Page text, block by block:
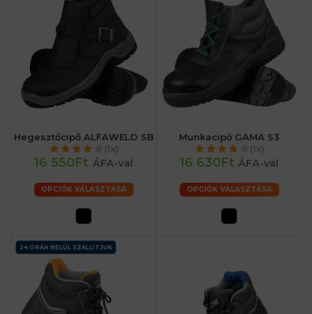
Hegesztőcipő ALFAWELD SB
(1x)
16 550Ft ÁFA-val
OPCIÓK VÁLASZTÁSA
Munkacipő GAMA S3
(1x)
16 630Ft ÁFA-val
OPCIÓK VÁLASZTÁSA
24 ÓRÁN BELÜL SZÁLLÍTJUK